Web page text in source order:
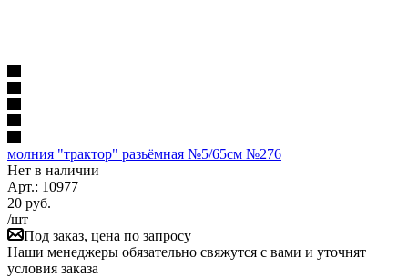
молния "трактор" разьёмная №5/65см №276
Нет в наличии
Арт.: 10977
20 руб.
/шт
Под заказ, цена по запросу
Наши менеджеры обязательно свяжутся с вами и уточнят
условия заказа